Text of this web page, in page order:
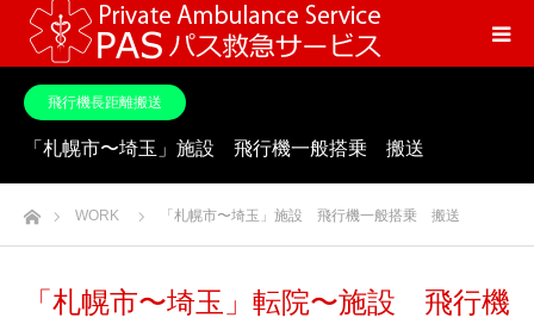
飛行機長距離搬送
「札幌市〜埼玉」施設 飛行機一般搭乗 搬送
ホームWORK 「札幌市〜埼玉」施設 飛行機一般搭乗 搬送
「札幌市〜埼玉」転院〜施設 飛行機